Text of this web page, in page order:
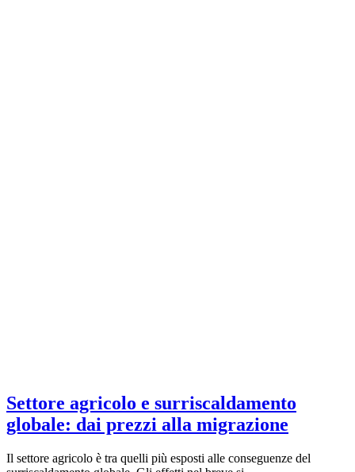
Settore agricolo e surriscaldamento
globale: dai prezzi alla migrazione
Il settore agricolo è tra quelli più esposti alle conseguenze del